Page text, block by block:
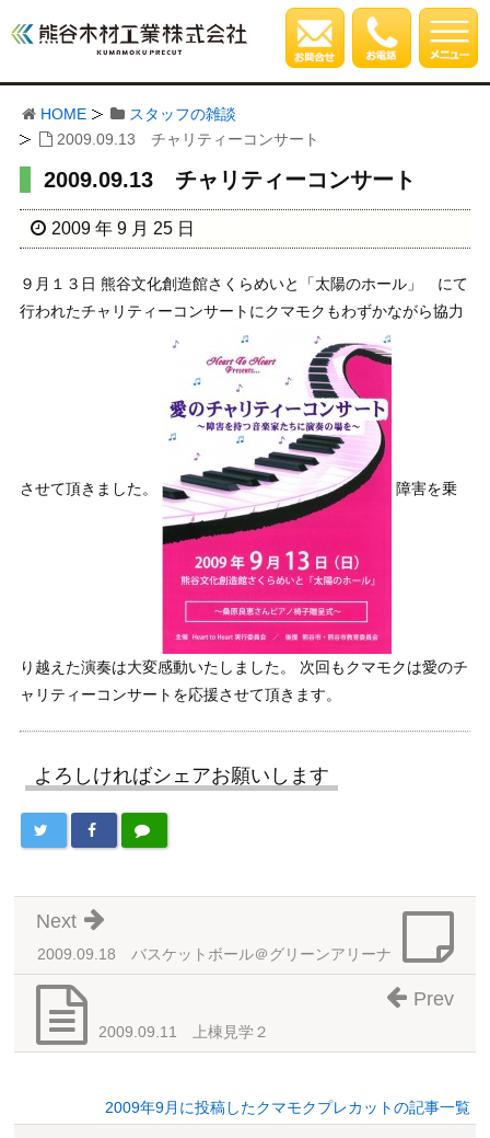
HOME
スタッフの雑談
2009.09.13 チャリティーコンサート
2009.09.13 チャリティーコンサート
2009 年 9 月 25 日
９月１３日 熊谷文化創造館さくらめいと「太陽のホール」 にて
行われたチャリティーコンサートにクマモクもわずかながら協力
させて頂きました。 障害を乗
り越えた演奏は大変感動いたしました。 次回もクマモクは愛のチ
ャリティーコンサートを応援させて頂きます。
よろしければシェアお願いします
2009.09.18 バスケットボール＠グリーンアリーナ
Next
2009.09.11 上棟見学２
Prev
2009年9月に投稿したクマモクプレカットの記事一覧